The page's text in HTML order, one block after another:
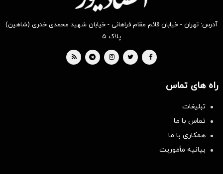
آدرس: تهران - خیابان قائم مقام فراهانی - خیابان شهید محمدی خدری (شاهین)
پلاک ۵
راه های تماس
تبلیغات
تماس با ما
همکاری با ما
بیانیه مأموریت